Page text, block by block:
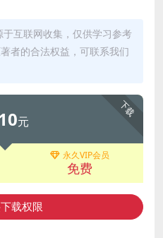
互联网收集，仅供学习参考
者的合法权益，可联系我们
下载
元
永久VIP会员
免费
载权限